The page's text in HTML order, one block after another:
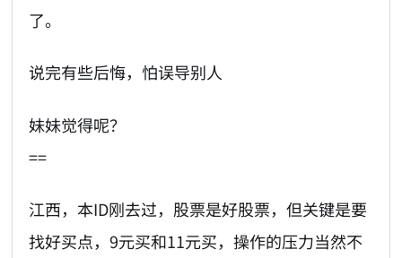
了。
说完有些后悔，怕误导别人
妹妹觉得呢？
==
江西，本ID刚去过，股票是好股票，但关键是要
找好买点，9元买和11元买，操作的压力当然不